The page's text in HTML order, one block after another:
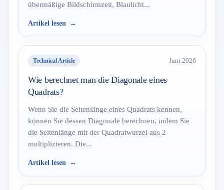
übermäßige Bildschirmzeit, Blaulicht...
Artikel lesen
Technical Article Juni 2026
Wie berechnet man die Diagonale eines
Quadrats?
Wenn Sie die Seitenlänge eines Quadrats kennen,
können Sie dessen Diagonale berechnen, indem Sie
die Seitenlänge mit der Quadratwurzel aus 2
multiplizieren. Die...
Artikel lesen